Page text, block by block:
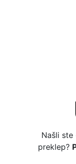
Našli
preklep?